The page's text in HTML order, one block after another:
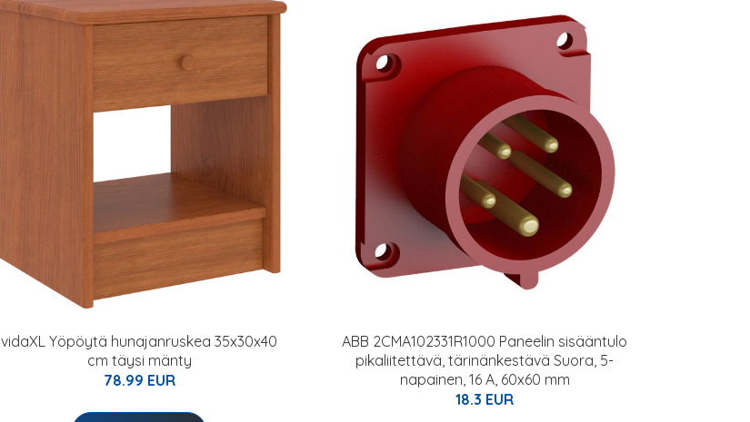
vidaXL Yöpöytä hunajanruskea 35x30x40
cm täysi mänty
78.99 EUR
ABB 2CMA102331R1000 Paneelin sisääntulo
pikaliitettävä, tärinänkestävä Suora, 5-
napainen, 16 A, 60x60 mm
18.3 EUR